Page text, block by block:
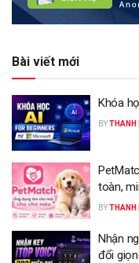
Bài viết mới
Khóa
BYTHANH
toàn,
BYTHANH
Nhận
đổi